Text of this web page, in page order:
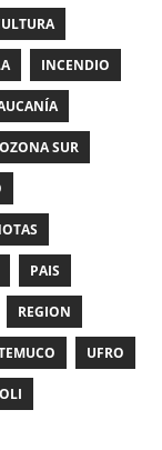
INCENDIO
SUR
PAIS
REGION
UFRO